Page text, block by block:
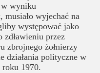
w wyniku
wyjechać na
występować jako
przez
zbrojnego żołnierzy
działania polityczne w
roku 1970.